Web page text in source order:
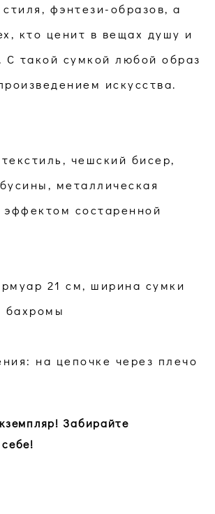
стиля, фэнтези-образов, а
кто ценит в вещах душу и
С такой сумкой любой образ
искусства.
чешский бисер,
металлическая
состаренной
21 см, ширина сумки
бахромы
на цепочке через плечо
Забирайте